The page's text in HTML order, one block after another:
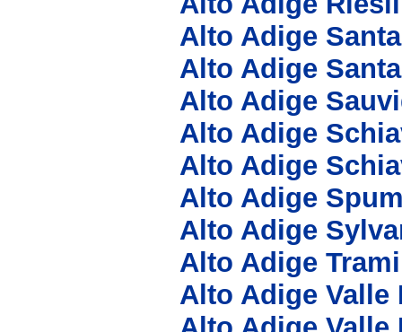
Alto Adige
Alto Adige
Alto Adige
Alto Adige
Alto Adige
Alto Adige
Alto Adige
Alto Adige
Alto Adige Valle